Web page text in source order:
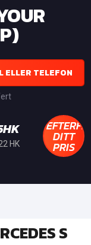
ELLER TELEFON
HK DITT
PRIS
S